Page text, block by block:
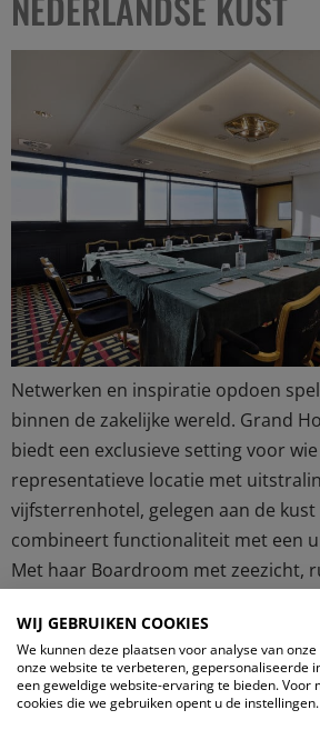
Netwerken en inspiratie opdoen
binnen de zakelijke wereld. Grand
biedt een exclusieve setting voor
representatieve locatie met
vijfsterrenhotel, gelegen aan de
combineert functionaliteit met een
Met haar Boardroom met zeezicht,
WIJ GEBRUIKEN COOKIES
We kunnen deze plaatsen voor analyse van
onze website te verbeteren, gepersonaliseerde
een geweldige website-ervaring te bieden. Voor
cookies die we gebruiken opent u de instellingen.